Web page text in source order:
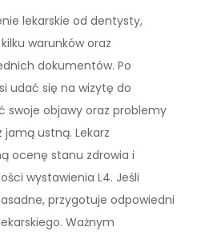
lekarskie od dentysty,
warunków oraz
dokumentów. Po
udać się na wizytę do
swoje objawy oraz problemy
jamą ustną. Lekarz
ocenę stanu zdrowia i
wystawienia L4. Jeśli
przygotuje odpowiedni
Ważnym